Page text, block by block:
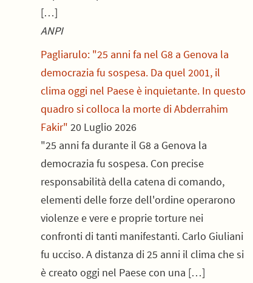
[…]
ANPI
Pagliarulo: "25 anni fa nel G8 a Genova la
democrazia fu sospesa. Da quel 2001, il
clima oggi nel Paese è inquietante. In questo
quadro si colloca la morte di Abderrahim
Fakir" 20 Luglio 2026
"25 anni fa durante il G8 a Genova la
democrazia fu sospesa. Con precise
responsabilità della catena di comando,
elementi delle forze dell'ordine operarono
violenze e vere e proprie torture nei
confronti di tanti manifestanti. Carlo Giuliani
fu ucciso. A distanza di 25 anni il clima che si
è creato oggi nel Paese con una […]